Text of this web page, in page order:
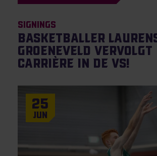
Signings
Basketballer
Groeneveld vervolgt
carrière in de VS!
25
Jun